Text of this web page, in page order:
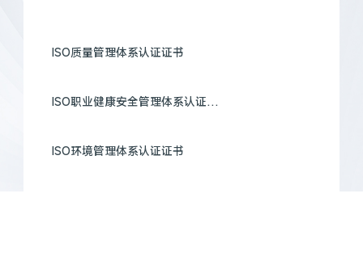
ISO质量管理体系认证证书
ISO职业健康安全管理体系认证证书
ISO环境管理体系认证证书